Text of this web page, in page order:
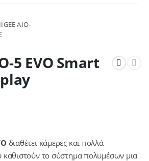
5 EVO Smart
διαθέτει κάμερες και πολλά
καθιστούν το σύστημα πολυμέσων μια